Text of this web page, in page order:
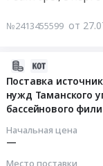
№2413455599 от
Поставка
нужд Таманского
бассейнового
Начальная цена
—
Место поставки